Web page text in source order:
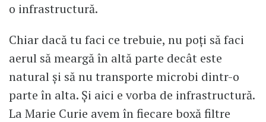
o infrastructură.
Chiar dacă tu faci ce trebuie, nu poți să faci
aerul să meargă în altă parte decât este
natural și să nu transporte microbi dintr-o
parte în alta. Și aici e vorba de infrastructură.
La Marie Curie avem în fiecare boxă filtre